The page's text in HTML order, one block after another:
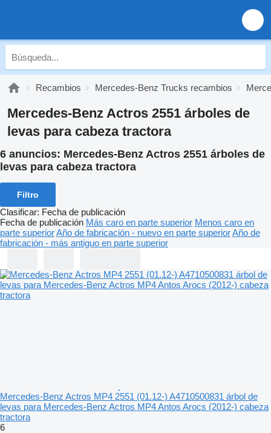
Recambios Mercedes-Benz Trucks recambios
Mercedes-Benz Actros 2551 árboles de
levas para cabeza tractora
6 anuncios: Mercedes-Benz Actros 2551 árboles de
levas para cabeza tractora
Filtro
Clasificar: Fecha de publicación
Fecha de publicación Más caro en parte superior Menos caro en
parte superiorAño de fabricación - nuevo en parte superiorAño de
fabricación - más antiguo en parte superior
Mercedes-Benz Actros MP4 2551 (01.12-) A4710500831 árbol de
levas para Mercedes-Benz Actros MP4 Antos Arocs (2012-) cabeza
tractora
6